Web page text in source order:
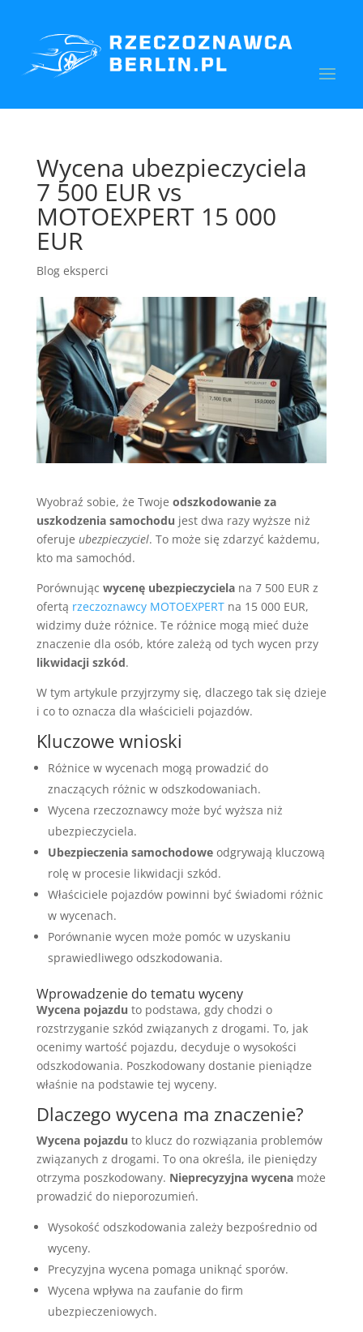
Wycena ubezpieczyciela
7 500 EUR vs
MOTOEXPERT 15 000
EUR
Blog eksperci
Wyobraź sobie, że Twoje odszkodowanie za
uszkodzenia samochodu jest dwa razy wyższe niż
oferuje ubezpieczyciel. To może się zdarzyć każdemu,
kto ma samochód.
Porównując wycenę ubezpieczycielana 7 500 EUR z
ofertą rzeczoznawcy MOTOEXPERTna 15 000 EUR,
widzimy duże różnice. Te różnice mogą mieć duże
znaczenie dla osób, które zależą od tych wycen przy
likwidacji szkód.
W tym artykule przyjrzymy się, dlaczego tak się dzieje
i co to oznacza dla właścicieli pojazdów.
Kluczowe wnioski
Różnice w wycenach mogą prowadzić do
znaczących różnic w odszkodowaniach.
Wycena rzeczoznawcy może być wyższa niż
ubezpieczyciela.
Ubezpieczenia samochodoweodgrywają kluczową
rolę w procesie likwidacji szkód.
Właściciele pojazdów powinni być świadomi różnic
w wycenach.
Porównanie wycen może pomóc w uzyskaniu
sprawiedliwego odszkodowania.
Wprowadzenie do tematu wyceny
Wycena pojazdu to podstawa, gdy chodzi o
rozstrzyganie szkód związanych z drogami. To, jak
ocenimy wartość pojazdu, decyduje o wysokości
odszkodowania. Poszkodowany dostanie pieniądze
właśnie na podstawie tej wyceny.
Dlaczego wycena ma znaczenie?
Wycena pojazdu to klucz do rozwiązania problemów
związanych z drogami. To ona określa, ile pieniędzy
otrzyma poszkodowany. Nieprecyzyjna wycenamoże
prowadzić do nieporozumień.
Wysokość odszkodowania zależy bezpośrednio od
wyceny.
Precyzyjna wycena pomaga uniknąć sporów.
Wycena wpływa na zaufanie do firm
ubezpieczeniowych.